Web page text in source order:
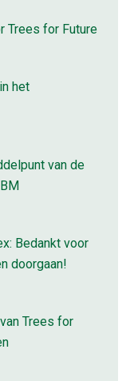
Trees for Future
het
van de
Bedankt voor
doorgaan!
Trees for